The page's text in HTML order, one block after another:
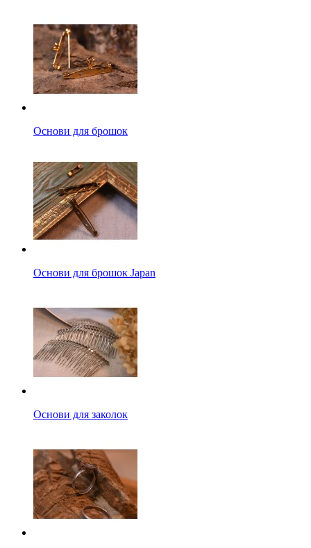
Основи для брошок
Основи для брошок Japan
Основи для заколок